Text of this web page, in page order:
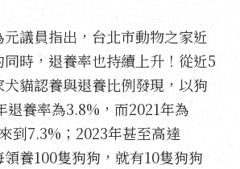
議員指出，台北市動物之家近
時，退養率也持續上升！從近5
貓認養與退養比例發現，以狗
退養率為3.8%，而2021年為
到7.3%；2023年甚至高達
養100隻狗狗，就有10隻狗狗